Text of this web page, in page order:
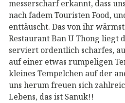
messerscharf erkannt, dass
nach fadem Touristen Food,
enttäuscht. Das von ihr
Restaurant Ban U Thong liegt
serviert ordentlich scharfes,
auf einer etwas rumpeligen
kleines Tempelchen auf der
uns herum freuen sich
Lebens, das ist Sanuk!!